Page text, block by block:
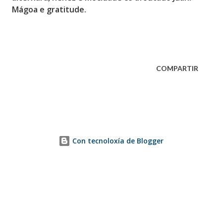
Mágoa e gratitude.
COMPARTIR
Con tecnoloxía de Blogger